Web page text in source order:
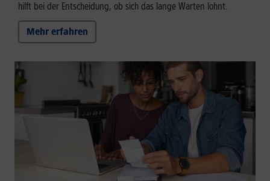
hilft bei der Entscheidung, ob sich das lange Warten lohnt.
Mehr erfahren